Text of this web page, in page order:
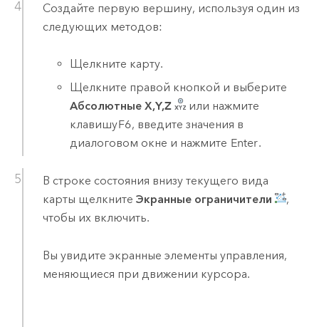
Создайте первую вершину, используя один из
следующих методов:
Щелкните карту.
Щелкните правой кнопкой и выберите
Абсолютные X,Y,Z
или нажмите
клавишуF6, введите значения в
диалоговом окне и нажмите Enter.
В строке состояния внизу текущего вида
карты щелкните Экранные ограничители
,
чтобы их включить.
Вы увидите экранные элементы управления,
меняющиеся при движении курсора.